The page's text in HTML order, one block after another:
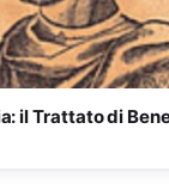
il Trattato di